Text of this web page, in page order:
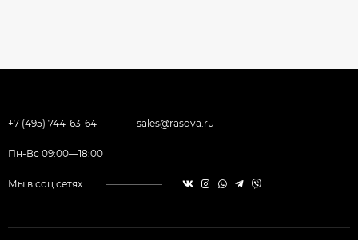
+7 (495) 744-63-64 sales@rasdva.ru
Пн-Вс 09:00—18:00
Мы в соц.сетях